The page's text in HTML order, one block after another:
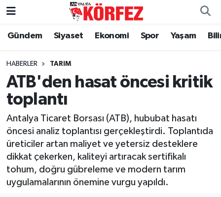
Gündem Siyaset Ekonomi Spor Yaşam
HABERLER TARIM
ATB'den hasat öncesi kritik
toplantı
Antalya Ticaret Borsası (ATB), hububat hasatı
öncesi analiz toplantısı gerçekleştirdi. Toplantıda
üreticiler artan maliyet ve yetersiz desteklere
dikkat çekerken, kaliteyi artıracak sertifikalı
tohum, doğru gübreleme ve modern tarım
uygulamalarının önemine vurgu yapıldı.
Gündem
Siyaset
Yerel Yönetim
Yaşam
Asayiş
Nöbetçi Eczaneler
Hava Durumu
Trafik Durumu
Süper Lig Puan Durumu ve Fikstür
Tüm Manşetler
Son Dakika Haberleri
Haber Arşivi